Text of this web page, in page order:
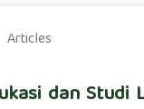
Articles
dan Studi